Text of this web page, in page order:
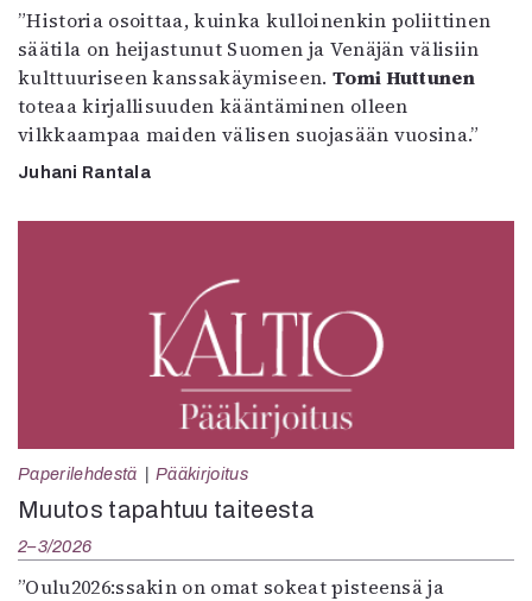
”Historia osoittaa, kuinka kulloinenkin poliittinen
säätila on heijastunut Suomen ja Venäjän välisiin
kulttuuriseen kanssakäymiseen. Tomi Huttunen
toteaa kirjallisuuden kääntäminen olleen
vilkkaampaa maiden välisen suojasään vuosina.”
Juhani Rantala
Paperilehdestä Pääkirjoitus
Muutos tapahtuu taiteesta
2–3/2026
”Oulu2026:ssakin on omat sokeat pisteensä ja